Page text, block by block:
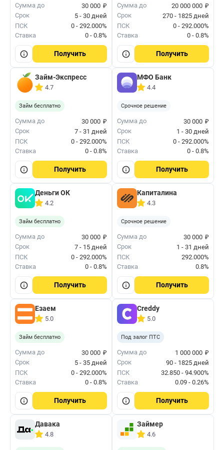
Сумма до 30 000 ₽
Срок
5 - 30 дней
ПСК
0 - 292.000%
Ставка
0 - 0.8%
Получить
Сумма до 20 000 000 ₽
Срок
270 - 1825 дней
ПСК
0 - 292.000%
Ставка
0 - 0.8%
Получить
Займ-Экспресс
4.7
Займ бесплатно
Сумма до 30 000 ₽
Срок
7 - 31 дней
ПСК
0 - 292.000%
Ставка
0 - 0.8%
Получить
МФО Банк
4.4
Срочное решение
Сумма до 30 000 ₽
Срок
1 - 30 дней
ПСК
0 - 292.000%
Ставка
0 - 0.8%
Получить
Деньги ОК
4.2
Займ бесплатно
Сумма до 30 000 ₽
Срок
7 - 15 дней
ПСК
0 - 292.000%
Ставка
0 - 0.8%
Получить
Капиталина
4.3
Срочное решение
Сумма до 30 000 ₽
Срок
1 - 31 дней
ПСК
292.000%
Ставка
0.8%
Получить
Езаем
5.0
Займ бесплатно
Сумма до 30 000 ₽
Срок
5 - 35 дней
ПСК
0 - 292.000%
Ставка
0 - 0.8%
Получить
Creddy
5.0
Под залог ПТС
Сумма до 1 000 000 ₽
Срок
90 - 1825 дней
ПСК
32.850 - 94.900%
Ставка
0.09 - 0.26%
Получить
Давака
4.8
Займер
4.6